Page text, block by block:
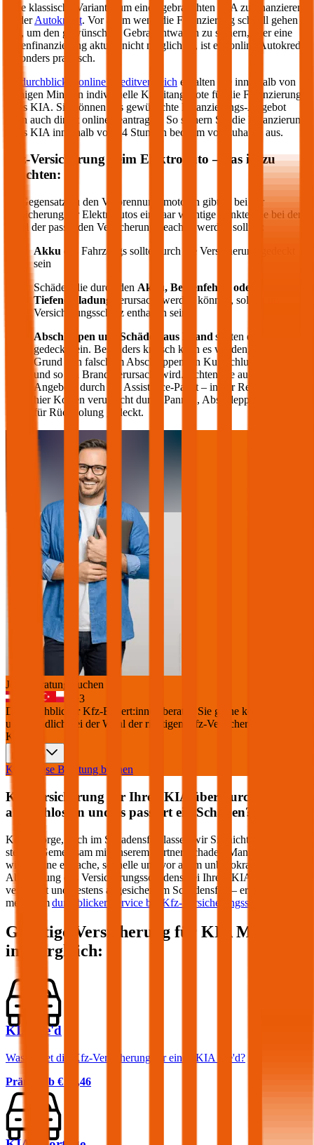
Eine klassische Variante, um einen gebrauchten KIA zu finanzieren,
ist derAutokredit. Vor allem wenn die Finanzierung schnell gehen
soll, um den gewünschten Gebrauchtwagen zu sichern, aber eine
Eigenfinanzierung aktuell nicht möglich ist, ist ein online Autokredit
besonders praktisch.
durchblicker online Kreditvergleich erhalten Sie innerhalb von
wenigen Minuten individuelle Kreditangebote für die Finanzierung
Ihres KIA. Sie können das gewünschte Finanzierungs-Angebot
dann auch direkt online beantragen. So sichern Sie die Finanzierung
Ihres KIA innerhalb von 24 Stunden bequem von zuhause aus.
Kfz-Versicherung beim Elektroauto – das ist zu
beachten:
Im Gegensatz zu den Verbrennungsmotoren gibt es bei der
Versicherung für Elektroautos ein paar wichtige Punkte, die bei der
Wahl der passenden Versicherung beachtet werden sollten:
Akku des Fahrzeugs sollte durch die Versicherung gedeckt
sein
Schäden die durch den Akku, Bedienfehler oder
Tiefenentladung
verursacht werden können, sollten im
Versicherungsschutz enthalten sein
Abschleppen und Schäden aus Brand sollten ebenfalls
gedeckt sein. Besonders kritisch kann es werden, wenn auf
Grund von falschem Abschleppen ein Kurzschluss entsteht
und so ein Brand verursacht wird. Achten Sie auch auf die
Angebote durch ein Assistance-Paket – in der Regel werden
hier Kosten verursacht durch Pannen, Abschleppen oder auch
für Rückholung gedeckt.
Jetzt Beratung buchen
+3
Die durchblicker Kfz-Expert:innen beraten Sie gerne kostenlos &
unverbindlich bei der Wahl der richtigen Kfz-Versicherung für Ihren
KIA
Kostenlose Beratung buchen
Kfz Versicherung für Ihren KIA
über durchblicker
abgeschlossen und es passiert ein Schaden?
Keine Sorge, auch im Schadensfall lassen wir Sie nicht im Regen
stehen! Gemeinsam mit unserem Partner Schaden-Manager sorgen
wir für eine einfache, schnelle und vor allem unbürokratische
Abwicklung des Versicherungsschadens bei Ihrem KIA
versichert und bestens abgesichert im Schadensfall – erfahren Sie
mehr zumdurchblicker Service bei Kfz-Versicherungsschäden
Günstige Versicherung für KIAModelle
im Vergleich:
KIA cee'd
Was kostet die Kfz-Versicherung für einen KIA cee'd?
Prämie ab € 46,46